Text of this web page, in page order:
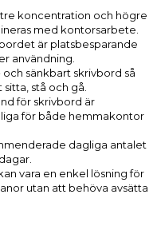
koncentration och högre
med kontorsarbete.
är platsbesparande
användning.
sänkbart skrivbord så
stå och gå.
för skrivbord är
för både hemmakontor
dagliga antalet
vara en enkel lösning för
utan att behöva avsätta